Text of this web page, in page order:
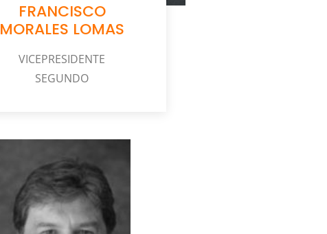
FRANCISCO
MORALES LOMAS
VICEPRESIDENTE
SEGUNDO